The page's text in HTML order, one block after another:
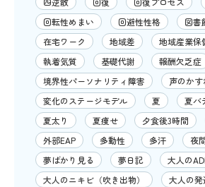
回転性めまい
回避性性格 図書
在宅ワーク
地域差
地域産業保
執着気質
基礎代謝 報酬欠乏症
境界性パーソナリティ障害
声のかす
変化のステージモデル
夏 夏バ
夏太り
夏痩せ 夕食後3時間
外部EAP
多動性 多汗
夜
夢ばかり見る
夢日記
大人の
大人のニキビ（吹き出物）
大人の発